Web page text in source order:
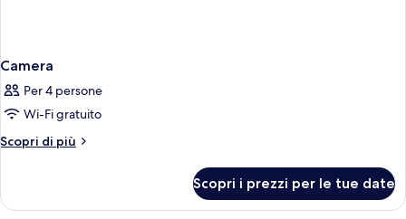
Camera
Per 4 persone
Wi-Fi gratuito
Scopri di più
Altri
Scopri i prezzi per le tue date